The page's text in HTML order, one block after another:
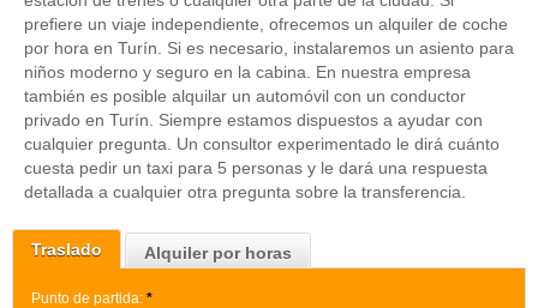
Traslado Alquiler por horas
Punto de partida: *
prefiere un viaje independiente, ofrecemos un alquiler de coche
por hora en Turín. Si es necesario, instalaremos un asiento para
niños moderno y seguro en la cabina. En nuestra empresa
también es posible alquilar un automóvil con un conductor
privado en Turín. Siempre estamos dispuestos a ayudar con
cualquier pregunta. Un consultor experimentado le dirá cuánto
cuesta pedir un taxi para 5 personas y le dará una respuesta
detallada a cualquier otra pregunta sobre la transferencia.